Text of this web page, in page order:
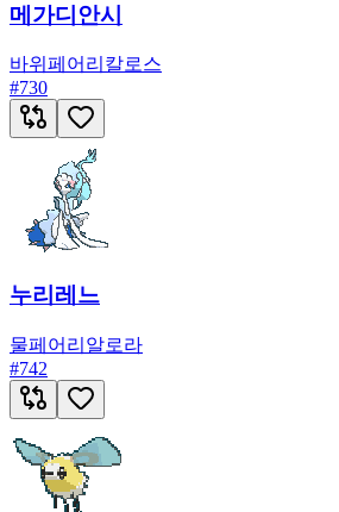
메가디안시
바위 페어리 칼로스
#730
누리레느
물페어리 알로라
#742